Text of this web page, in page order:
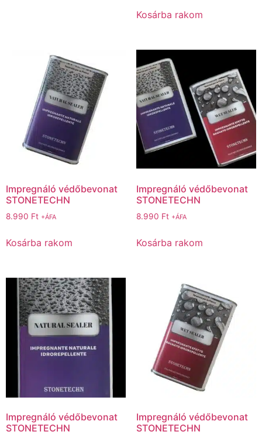
Kosárba rakom
Impregnáló védőbevonat
STONETECHN
8.990 Ft +ÁFA
Kosárba rakom
Impregnáló védőbevonat
STONETECHN
8.990 Ft +ÁFA
Kosárba rakom
Impregnáló védőbevonat
STONETECHN
Impregnáló védőbevonat
STONETECHN